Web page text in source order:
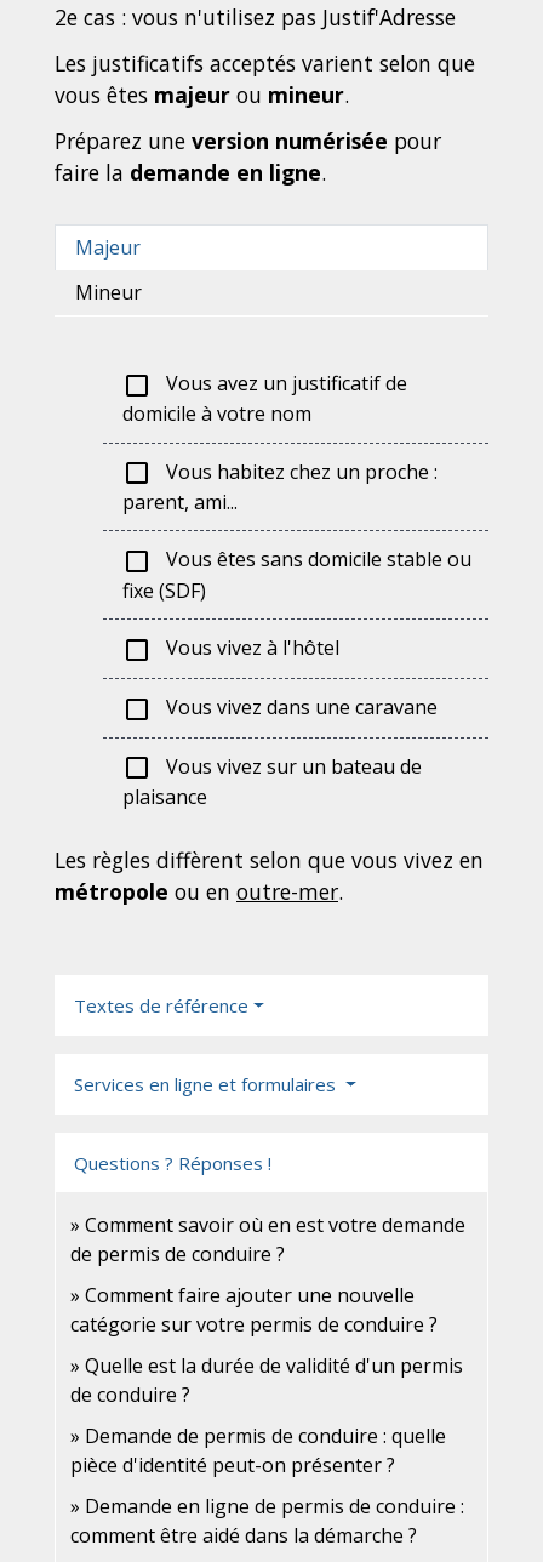
2e cas : vous n'utilisez pas Justif'Adresse
Les justificatifs acceptés varient selon que
vous êtes majeur ou mineur.
Préparez une version numérisée pour
faire la demande en ligne.
Majeur
Mineur
check_box_outline_blank
Vous avez un justificatif de
domicile à votre nom
check_box_outline_blank
Vous habitez chez un proche :
parent, ami...
check_box_outline_blank
Vous êtes sans domicile stable ou
fixe (SDF)
check_box_outline_blank Vous vivez à l'hôtel
check_box_outline_blank Vous vivez dans une caravane
check_box_outline_blank
Vous vivez sur un bateau de
plaisance
Les règles diffèrent selon que vous vivez en
métropole ou en outre-mer.
Textes de référence
Services en ligne et formulaires
Questions ? Réponses !
Comment savoir où en est votre demande
de permis de conduire ?
Comment faire ajouter une nouvelle
catégorie sur votre permis de conduire ?
Quelle est la durée de validité d'un permis
de conduire ?
Demande de permis de conduire : quelle
pièce d'identité peut-on présenter ?
Demande en ligne de permis de conduire :
comment être aidé dans la démarche ?